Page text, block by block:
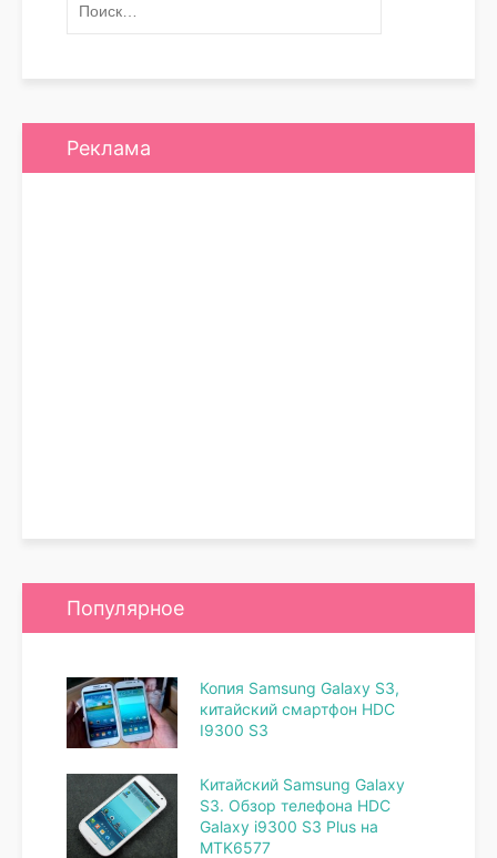
Реклама
Популярное
Копия Samsung Galaxy S3,
китайский смартфон HDC
I9300 S3
Китайский Samsung Galaxy
S3. Обзор телефона HDC
Galaxy i9300 S3 Plus на
MTK6577